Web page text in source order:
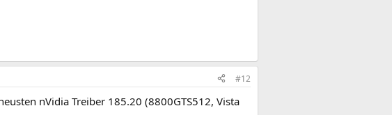
#12
nVidia Treiber 185.20 (8800GTS512, Vista